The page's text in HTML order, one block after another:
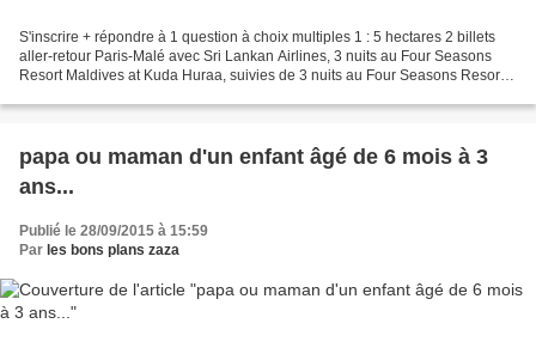
S'inscrire + répondre à 1 question à choix multiples 1 : 5 hectares 2 billets
aller-retour Paris-Malé avec Sri Lankan Airlines, 3 nuits au Four Seasons
Resort Maldives at Kuda Huraa, suivies de 3 nuits au Four Seasons Resort
papa ou maman d'un enfant âgé de 6 mois à 3
ans...
Publié le 28/09/2015 à 15:59
Par les bons plans zaza